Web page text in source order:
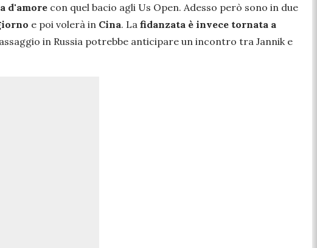
d'amore con quel bacio agli Us Open. Adesso però sono in due
e poi volerà in Cina. La fidanzata è invece tornata a
in Russia potrebbe anticipare un incontro tra Jannik e